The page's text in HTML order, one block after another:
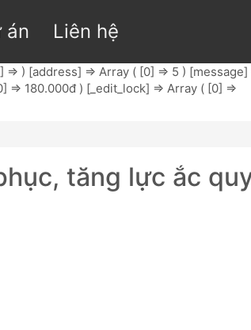
án Liên hệ
) [address] => Array ( [0] => 5 ) [message]
180.000đ ) [_edit_lock] => Array ( [0] =>
tăng lực ắc